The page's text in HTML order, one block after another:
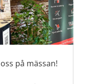
på mässan!